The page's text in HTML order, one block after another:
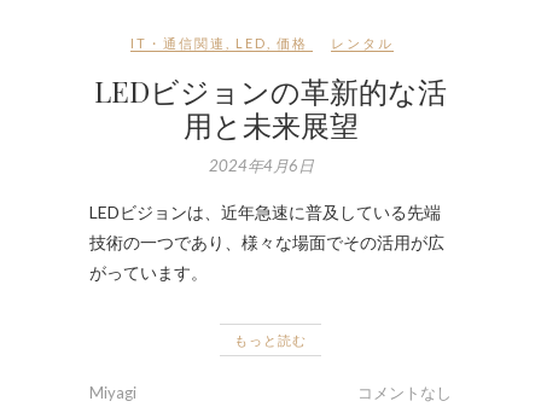
IT・通信関連 LED 価格 レンタル
LEDビジョンの革新的な活
用と未来展望
2024年4月6日
LEDビジョンは、近年急速に普及している先端
技術の一つであり、様々な場面でその活用が広
がっています。
もっと読む
Miyagi コメントなし